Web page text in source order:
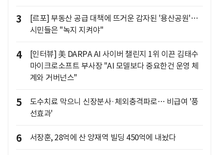
3
[르포] 부동산 공급 대책에 뜨거운 감자된 '용산공원'…
시민들은 "녹지 지켜야"
4
[인터뷰] 美 DARPA AI 사이버 챌린지 1위 이끈 김태수
마이크로소프트 부사장 "AI 모델보다 중요한건 운영 체
계와 거버넌스"
5
도수치료 막으니 신장분사·체외충격파로… 비급여 '풍
선효과'
6 서장훈, 28억에 산 양재역 빌딩 450억에 내놨다